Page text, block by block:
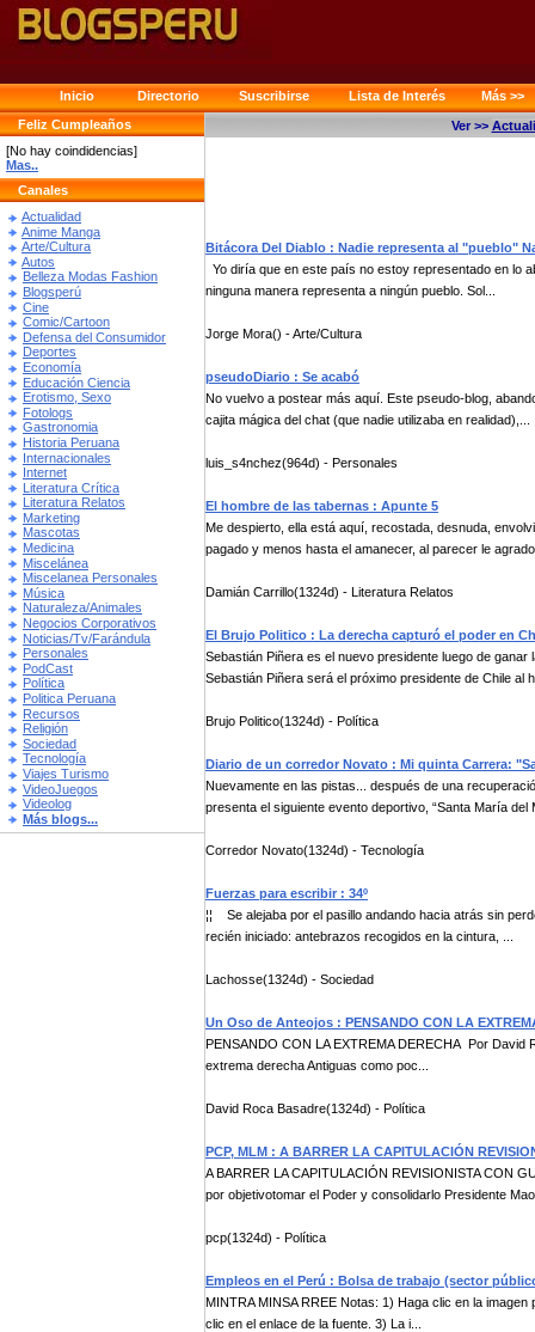
Inicio Directorio Suscribirse Lista de Interés
Más >>
Feliz Cumpleaños
[No hay coindidencias]
Mas..
Canales
Actualidad
Anime Manga
Arte/Cultura
Autos
Belleza Modas Fashion
Blogsperú
Cine
Comic/Cartoon
Defensa del Consumidor
Deportes
Economía
Educación Ciencia
Erotismo, Sexo
Fotologs
Gastronomia
Historia Peruana
Internacionales
Internet
Literatura Crítica
Literatura Relatos
Marketing
Mascotas
Medicina
Miscelánea
Miscelanea Personales
Música
Naturaleza/Animales
Negocios Corporativos
Noticias/Tv/Farándula
Personales
PodCast
Política
Politica Peruana
Recursos
Religión
Sociedad
Tecnología
Viajes Turismo
VideoJuegos
Videolog
Más blogs...
Ver >>
Bitácora Del Diablo : Nadie representa al "pueblo"
Yo diría que en este país no estoy representado en lo
ninguna manera representa a ningún pueblo. Sol...
Jorge Mora() - Arte/Cultura
pseudoDiario : Se acabó
No vuelvo a postear más aquí. Este pseudo-blog,
cajita mágica del chat (que nadie utilizaba en realidad),...
luis_s4nchez(964d) - Personales
El hombre de las tabernas : Apunte 5
Me despierto, ella está aquí, recostada, desnuda,
pagado y menos hasta el amanecer, al parecer le
Damián Carrillo(1324d) - Literatura Relatos
El Brujo Politico : La derecha capturó el poder en
Sebastián Piñera es el nuevo presidente luego de
Sebastián Piñera será el próximo presidente de Chile al
Brujo Politico(1324d) - Política
Diario de un corredor Novato : Mi quinta Carrera:
Nuevamente en las pistas... después de una
presenta el siguiente evento deportivo, “Santa María del
Corredor Novato(1324d) - Tecnología
Fuerzas para escribir : 34º
¦¦ Se alejaba por el pasillo andando hacia atrás sin
recién iniciado: antebrazos recogidos en la cintura, ...
Lachosse(1324d) - Sociedad
Un Oso de Anteojos : PENSANDO CON LA
PENSANDO CON LA EXTREMA DERECHA Por
extrema derecha Antiguas como poc...
David Roca Basadre(1324d) - Política
PCP, MLM : A BARRER LA CAPITULACIÓN
A BARRER LA CAPITULACIÓN REVISIONISTA CON
por objetivotomar el Poder y consolidarlo Presidente
pcp(1324d) - Política
Empleos en el Perú : Bolsa de trabajo (sector
MINTRA MINSA RREE Notas: 1) Haga clic en la
clic en el enlace de la fuente. 3) La i...